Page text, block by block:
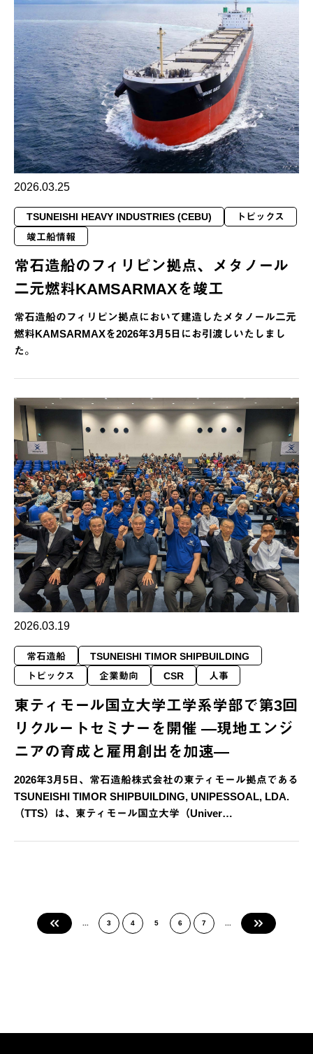
2026.03.25
TSUNEISHI HEAVY INDUSTRIES (CEBU)
トピックス
竣工船情報
常石造船のフィリピン拠点、メタノール
二元燃料KAMSARMAXを竣工
常石造船のフィリピン拠点において建造したメタノール二元
燃料KAMSARMAXを2026年3月5日にお引渡しいたしまし
た。
2026.03.19
常石造船
TSUNEISHI TIMOR SHIPBUILDING
トピックス
企業動向 CSR 人事
東ティモール国立大学工学系学部で第3回
リクルートセミナーを開催 ―現地エンジ
ニアの育成と雇用創出を加速―
2026年3月5日、常石造船株式会社の東ティモール拠点である
TSUNEISHI TIMOR SHIPBUILDING, UNIPESSOAL, LDA.
（TTS）は、東ティモール国立大学（Univer…
« 3 4 5 6 7 »